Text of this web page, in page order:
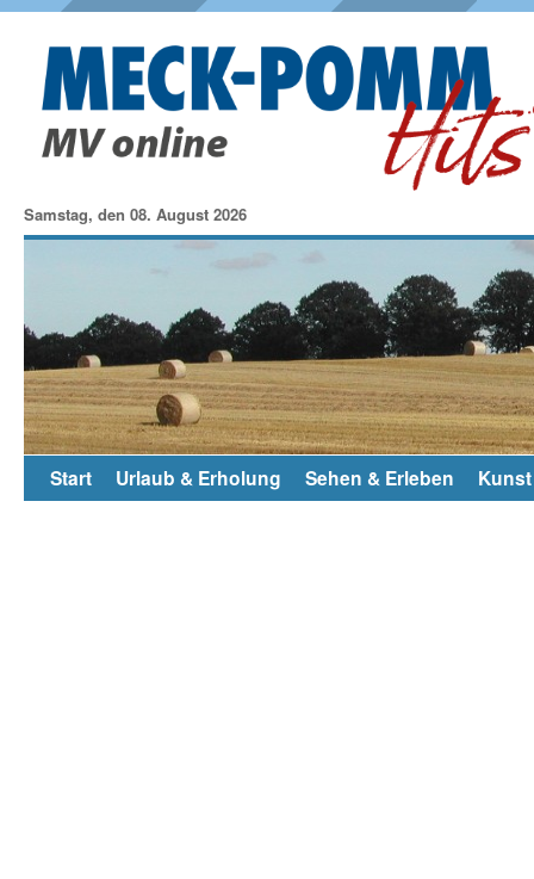
Samstag, den 08. August 2026
Start Urlaub & Erholung Sehen & Erleben